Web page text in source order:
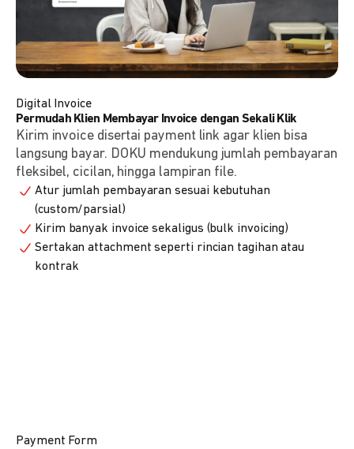
Digital Invoice
Permudah Klien Membayar Invoice dengan Sekali Klik
Kirim invoice disertai payment link agar klien bisa
langsung bayar. DOKU mendukung jumlah pembayaran
fleksibel, cicilan, hingga lampiran file.
Atur jumlah pembayaran sesuai kebutuhan
(custom/parsial)
Kirim banyak invoice sekaligus (bulk invoicing)
Sertakan attachment seperti rincian tagihan atau
kontrak
Payment Form